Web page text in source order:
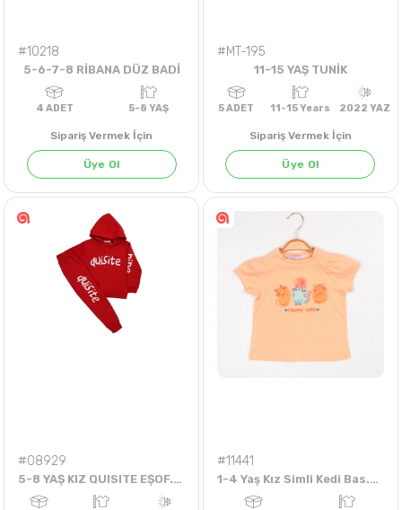
#10218
5-6-7-8 RİBANA DÜZ BADİ
ADET
Sipariş Vermek İçin
Üye Ol
#MT-195
11-15 YAŞ TUNİK
11-15 Years
Sipariş Vermek İçin
Üye Ol
#08929
5-8 YAŞ KIZ QUISITE EŞOF. TKM
#11441
1-4 Yaş Kız Simli Kedi Bas.Badi